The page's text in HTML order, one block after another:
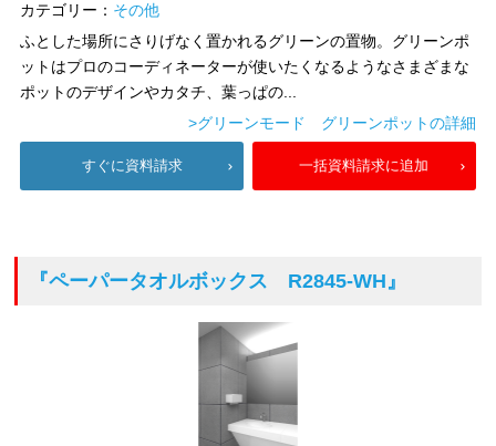
カテゴリー： その他
ふとした場所にさりげなく置かれるグリーンの置物。グリーンポ
ットはプロのコーディネーターが使いたくなるようなさまざまな
ポットのデザインやカタチ、葉っぱの...
>グリーンモード グリーンポットの詳細
すぐに資料請求 一括資料請求に追加
『ペーパータオルボックス R2845-WH』